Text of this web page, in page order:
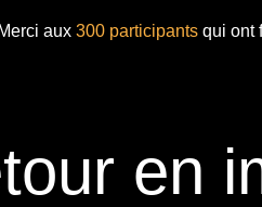
Merci aux 300 participantsqui ont
en